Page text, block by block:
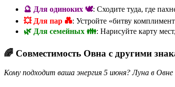
🔮 Для одиноких 🕊️: Сходите туда, где
💥 Для пар 💑: Устройте «битву
🌿 Для семейных 👪: Нарисуйте карту
🌈 Совместимость Овна с другими
Кому подходит ваша энергия 5 июня? Луна в